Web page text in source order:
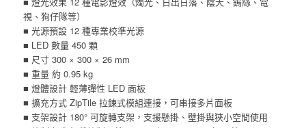
視、狗仔隊等）
■ 光源預設 12 種專業校準光源
■ LED 數量 450 顆
■ 尺寸 300 × 300 × 26 mm
■ 重量 約 0.95 kg
■ 燈體設計 輕薄彈性 LED 面板
■ 擴充方式 ZipTile 拉鍊式模組連接，可串接多片面板
■ 支架設計 180° 可旋轉支架，支援懸掛、壁掛與狹小空間使用